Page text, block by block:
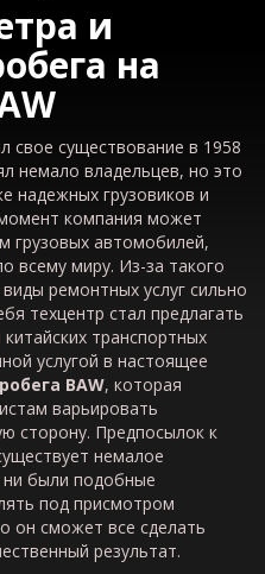
и
на
свое существование в 1958
немало владельцев, но это
надежных грузовиков и
компания может
грузовых автомобилей,
всему миру. Из-за такого
ремонтных услуг сильно
техцентр стал предлагать
транспортных
услугой в настоящее
BAW, которая
варьировать
сторону. Предпосылок к
немалое
были подобные
под присмотром
он сможет все сделать
результат.